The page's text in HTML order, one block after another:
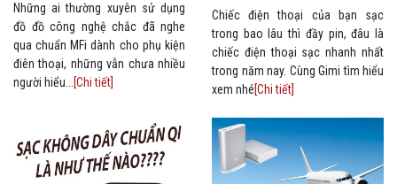
Những ai thường xuyên sử dụng
đồ đồ công nghệ chắc đã nghe
qua chuẩn MFi dành cho phụ kiện
điên thoại, những vẫn chưa nhiều
người hiểu...
[Chi tiết]
Chiếc điện thoại của bạn sạc
trong bao lâu thì đầy pin, đâu là
chiếc điện thoại sạc nhanh nhất
trong năm nay. Cùng Gimi tìm hiểu
xem nhé[Chi tiết]